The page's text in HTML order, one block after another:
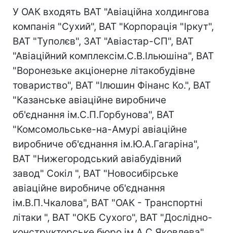
У ОАК входять ВАТ "Авіаційна холдингова
компанія "Сухий", ВАТ "Корпорація "Іркут",
ВАТ "Туполєв", ЗАТ "Авіастар-СП", ВАТ
"Авіаційний комплексім.С.В.Ільюшіна", ВАТ
"Воронезьке акціонерне літакобудівне
товариство", ВАТ "Ілюшин Фінанс Ко.", ВАТ
"Казанське авіаційне виробниче
об'єднання ім.С.П.Горбунова", ВАТ
"Комсомольське-на-Амурі авіаційне
виробниче об'єднання ім.Ю.А.Гагаріна",
ВАТ "Нижегородський авіабудівний
завод" Сокіл ", ВАТ "Новосибірське
авіаційне виробниче об'єднання
ім.В.П.Чкалова", ВАТ "ОАК - Транспортні
літаки ", ВАТ "ОКБ Сухого", ВАТ "Дослідно-